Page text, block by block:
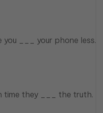
you ___ your phone less.
time they ___ the truth.